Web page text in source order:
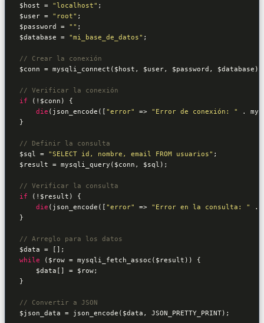
$host = "localhost"
$user = "root"
$password
= ""
$database = "mi_base_de_datos" ;
// Crear la conexión
$conn = mysqli_connect( $host , $user, $password , $database );
// Verificar la conexión
if (! $conn ) {
die (json_encode([ "error" => "Error de conexión: "
.
}
// Definir la consulta
$sql = "SELECT id, nombre, email FROM usuarios"
$result = mysqli_query( $conn , $sql );
// Verificar la consulta
if (! $result ) {
die (json_encode([ "error" => "Error en la consulta: "
.
}
// Arreglo para los datos
$data
while ( $row = mysqli_fetch_assoc( $result )) {
$data [] = $row;
}
// Convertir a JSON
$json_data = json_encode( $data , JSON_PRETTY_PRINT);